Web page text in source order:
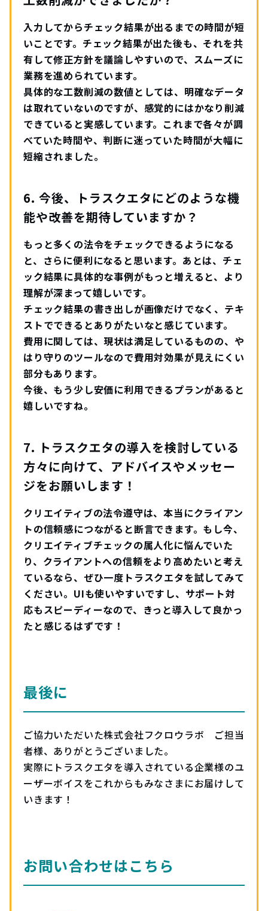
入力してからチェック結果が出るまでの時間が短
いことです。チェック結果が出た後も、それを共
有して修正方針を議論しやすいので、スムーズに
業務を進められています。
具体的な工数削減の数値としては、明確なデータ
は取れていないのですが、感覚的にはかなり削減
できていると実感しています。これまで各々が調
べていた時間や、判断に迷っていた時間が大幅に
短縮されました。
6. 今後、トラスクエタにどのような機
能や改善を期待していますか？
もっと多くの法令をチェックできるようになる
と、さらに便利になると思います。あとは、チェ
ック結果に具体的な事例がもっと増えると、より
理解が深まって嬉しいです。
チェック結果の書き出しが画像だけでなく、テキ
ストでできるとありがたいなと感じています。
費用に関しては、現状は満足しているものの、や
はり守りのツールなので費用対効果が見えにくい
部分もあります。
今後、もう少し安価に利用できるプランがあると
嬉しいですね。
7. トラスクエタの導入を検討している
方々に向けて、アドバイスやメッセー
ジをお願いします！
クリエイティブの法令遵守は、本当にクライアン
トの信頼感につながると断言できます。もし今、
クリエイティブチェックの属人化に悩んでいた
り、クライアントへの信頼をより高めたいと考え
ているなら、ぜひ一度トラスクエタを試してみて
ください。UIも使いやすいですし、サポート対
応もスピーディーなので、きっと導入して良かっ
たと感じるはずです！
最後に
ご協力いただいた株式会社フクロウラボ ご担当
者様、ありがとうございました。
実際にトラスクエタを導入されている企業様のユ
ーザーボイスをこれからもみなさまにお届けして
いきます！
お問い合わせはこちら